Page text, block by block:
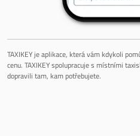
TAXIKEY je aplikace, která vám kdykoli
cenu. TAXIKEY spolupracuje s místními
dopravili tam, kam potřebujete.